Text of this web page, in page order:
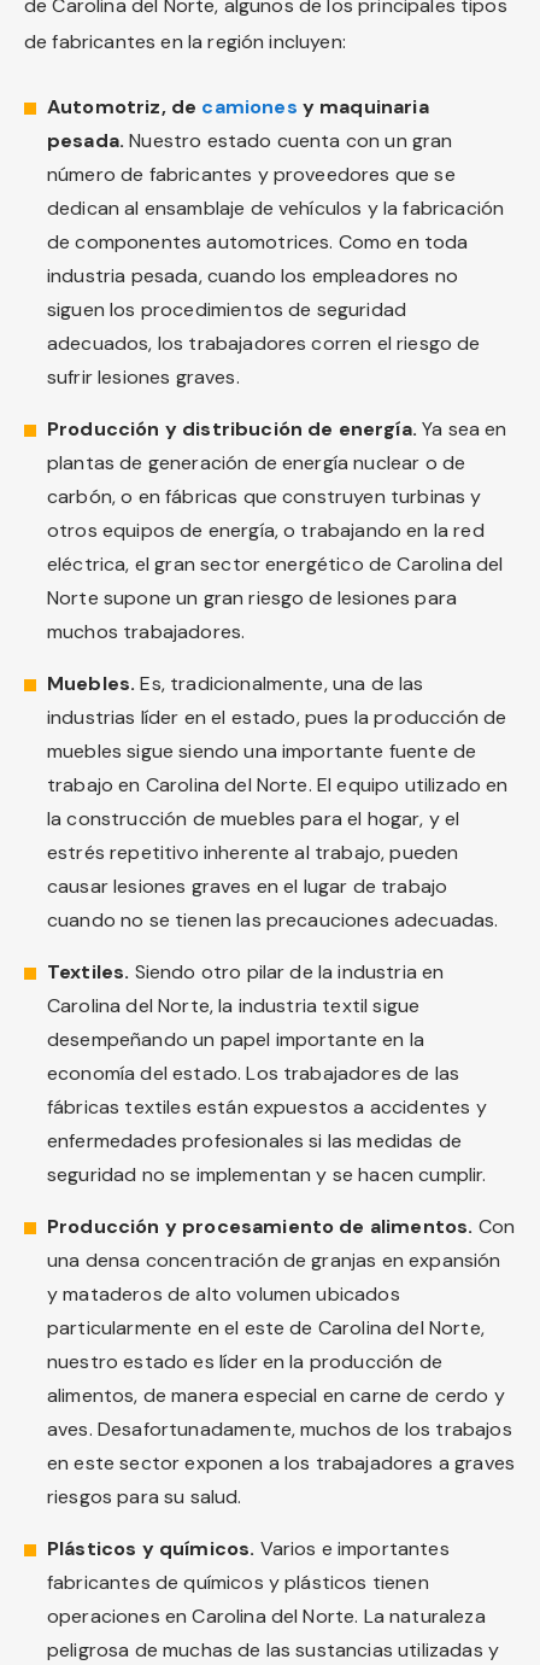
de Carolina del Norte, algunos de los principales tipos
de fabricantes en la región incluyen:
Automotriz, de camiones y maquinaria
pesada. Nuestro estado cuenta con un gran
número de fabricantes y proveedores que se
dedican al ensamblaje de vehículos y la fabricación
de componentes automotrices. Como en toda
industria pesada, cuando los empleadores no
siguen los procedimientos de seguridad
adecuados, los trabajadores corren el riesgo de
sufrir lesiones graves.
Producción y distribución de energía. Ya sea en
plantas de generación de energía nuclear o de
carbón, o en fábricas que construyen turbinas y
otros equipos de energía, o trabajando en la red
eléctrica, el gran sector energético de Carolina del
Norte supone un gran riesgo de lesiones para
muchos trabajadores.
Muebles. Es, tradicionalmente, una de las
industrias líder en el estado, pues la producción de
muebles sigue siendo una importante fuente de
trabajo en Carolina del Norte. El equipo utilizado en
la construcción de muebles para el hogar, y el
estrés repetitivo inherente al trabajo, pueden
causar lesiones graves en el lugar de trabajo
cuando no se tienen las precauciones adecuadas.
Textiles. Siendo otro pilar de la industria en
Carolina del Norte, la industria textil sigue
desempeñando un papel importante en la
economía del estado. Los trabajadores de las
fábricas textiles están expuestos a accidentes y
enfermedades profesionales si las medidas de
seguridad no se implementan y se hacen cumplir.
Producción y procesamiento de alimentos. Con
una densa concentración de granjas en expansión
y mataderos de alto volumen ubicados
particularmente en el este de Carolina del Norte,
nuestro estado es líder en la producción de
alimentos, de manera especial en carne de cerdo y
aves. Desafortunadamente, muchos de los trabajos
en este sector exponen a los trabajadores a graves
riesgos para su salud.
Plásticos y químicos. Varios e importantes
fabricantes de químicos y plásticos tienen
operaciones en Carolina del Norte. La naturaleza
peligrosa de muchas de las sustancias utilizadas y